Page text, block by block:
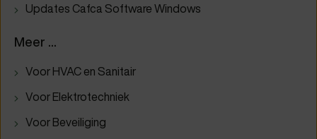
Updates Cafca Software Windows
Meer ...
Voor HVAC en Sanitair
Voor Elektrotechniek
Voor Beveiliging